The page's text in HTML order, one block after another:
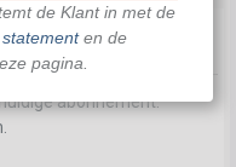
abonnement.
de Klant in met de
en de
pagina.